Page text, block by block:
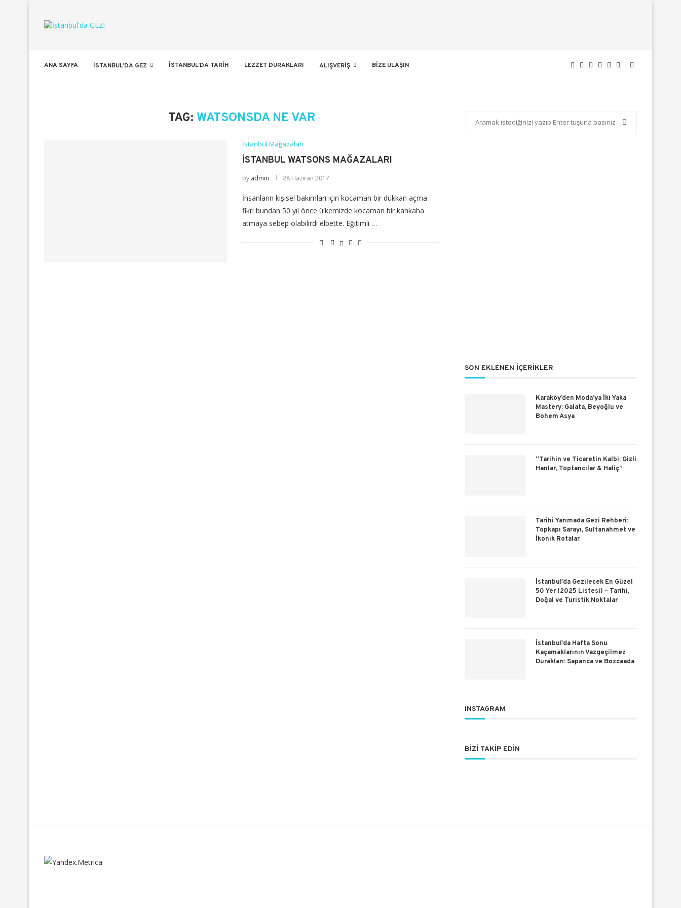
ANA SAYFA İSTANBUL’DA GEZ İSTANBUL’DA TARIH LEZZET DURAKLARI ALIŞVERIŞ BIZE ULAŞIN
TAG: WATSONSDA NE VAR
İstanbul Mağazaları
İSTANBUL WATSONS MAĞAZALARI
by admin 28 Haziran 2017
İnsanların kişisel bakımları için kocaman bir dükkan açma
fikri bundan 50 yıl önce ülkemizde kocaman bir kahkaha
atmaya sebep olabilirdi elbette. Eğitimli …
SON EKLENEN İÇERIKLER
Karaköy’den Moda’ya İki Yaka
Mastery: Galata, Beyoğlu ve
Bohem Asya
“Tarihin ve Ticaretin Kalbi: Gizli
Hanlar, Toptancılar & Haliç”
Tarihi Yarımada Gezi Rehberi:
Topkapı Sarayı, Sultanahmet ve
İkonik Rotalar
İstanbul’da Gezilecek En Güzel
50 Yer (2025 Listesi) – Tarihi,
Doğal ve Turistik Noktalar
İstanbul’da Hafta Sonu
Kaçamaklarının Vazgeçilmez
Durakları: Sapanca ve Bozcaada
INSTAGRAM
BIZI TAKIP EDIN